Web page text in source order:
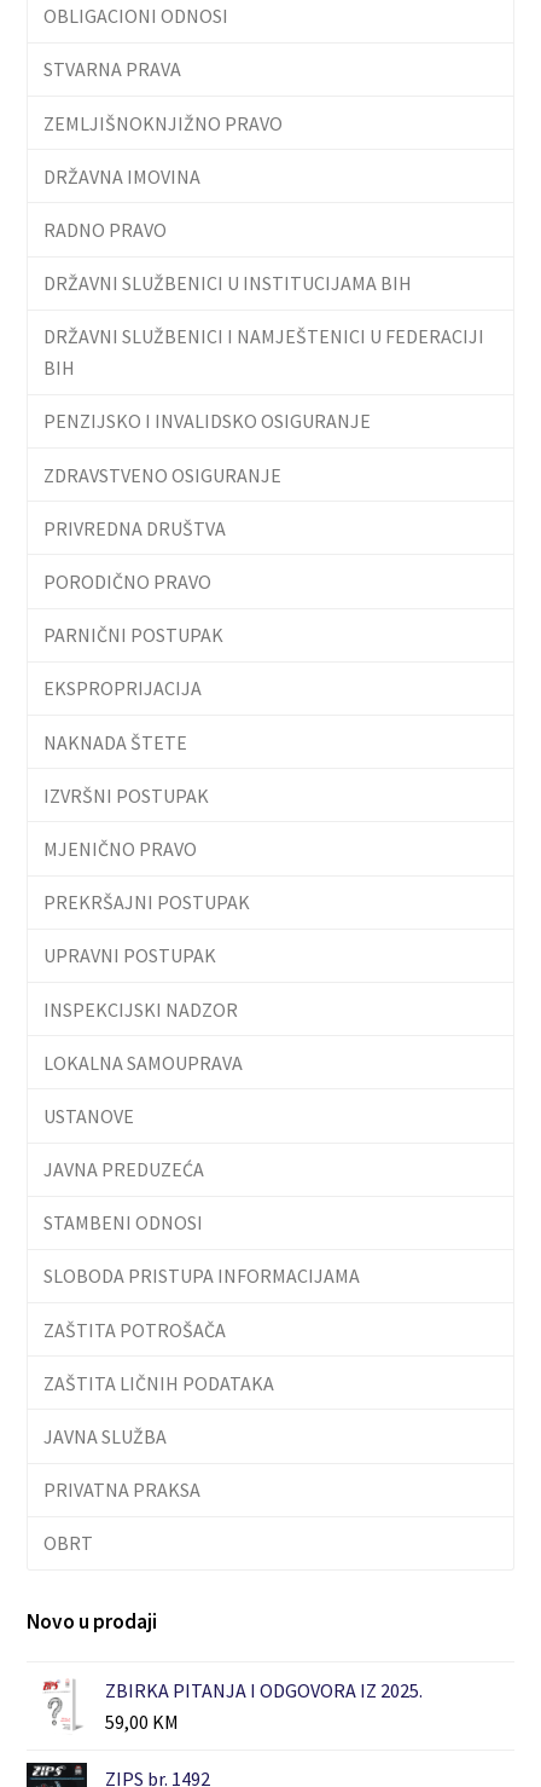
OBLIGACIONI ODNOSI
STVARNA PRAVA
ZEMLJIŠNOKNJIŽNO PRAVO
DRŽAVNA IMOVINA
RADNO PRAVO
DRŽAVNI SLUŽBENICI U INSTITUCIJAMA BIH
DRŽAVNI SLUŽBENICI I NAMJEŠTENICI U FEDERACIJI
BIH
PENZIJSKO I INVALIDSKO OSIGURANJE
ZDRAVSTVENO OSIGURANJE
PRIVREDNA DRUŠTVA
PORODIČNO PRAVO
PARNIČNI POSTUPAK
EKSPROPRIJACIJA
NAKNADA ŠTETE
IZVRŠNI POSTUPAK
MJENIČNO PRAVO
PREKRŠAJNI POSTUPAK
UPRAVNI POSTUPAK
INSPEKCIJSKI NADZOR
LOKALNA SAMOUPRAVA
USTANOVE
JAVNA PREDUZEĆA
STAMBENI ODNOSI
SLOBODA PRISTUPA INFORMACIJAMA
ZAŠTITA POTROŠAČA
ZAŠTITA LIČNIH PODATAKA
JAVNA SLUŽBA
PRIVATNA PRAKSA
OBRT
Novo u prodaji
ZBIRKA PITANJA I ODGOVORA IZ 2025.
59,00 KM
ZIPS br. 1492